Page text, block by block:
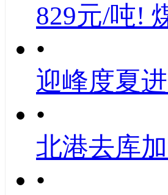
829元/吨!
•
迎峰度夏
•
北港去库
•